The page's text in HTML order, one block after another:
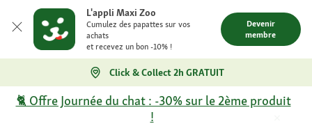
L'appli Maxi Zoo
Cumulez des papattes sur vos
achats
et recevez un bon -10% !
Devenir
membre
Click & Collect 2h GRATUIT
🐈 Offre Journée du chat : -30% sur le 2ème produit
!